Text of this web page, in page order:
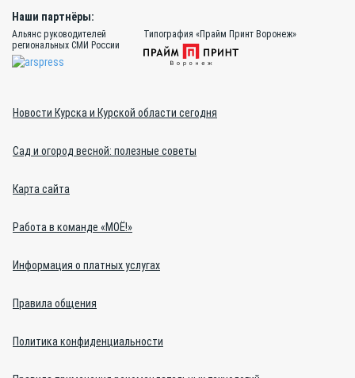
Наши партнёры:
Альянс руководителей
региональных СМИ России
Типография «Прайм Принт Воронеж»
Новости Курска и Курской области сегодня
Сад и огород весной: полезные советы
Карта сайта
Работа в команде «МОЁ!»
Информация о платных услугах
Правила общения
Политика конфиденциальности